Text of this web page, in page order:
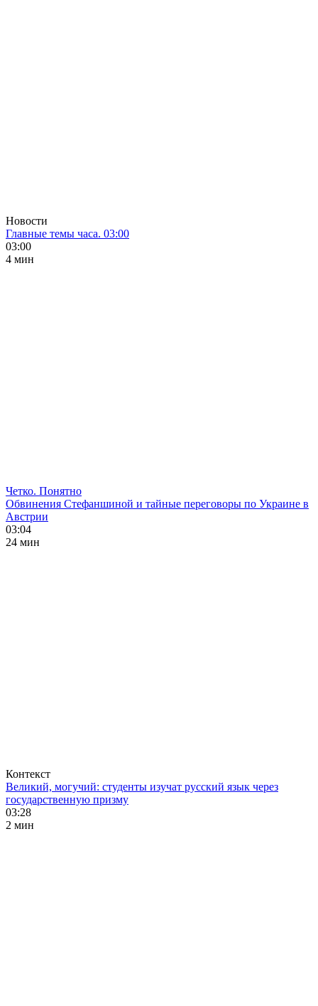
Новости
Главные темы часа. 03:00
03:00
4 мин
Четко. Понятно
Обвинения Стефаншиной и тайные переговоры по Украине в
Австрии
03:04
24 мин
Контекст
Великий, могучий: студенты изучат русский язык через
государственную призму
03:28
2 мин